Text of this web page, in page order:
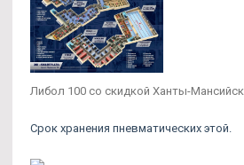
Либол 100 со скидкой Ханты-Мансийск
Срок хранения пневматических этой.